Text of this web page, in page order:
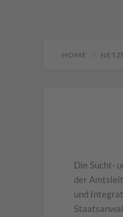
HOME
Die Sucht-
der
und